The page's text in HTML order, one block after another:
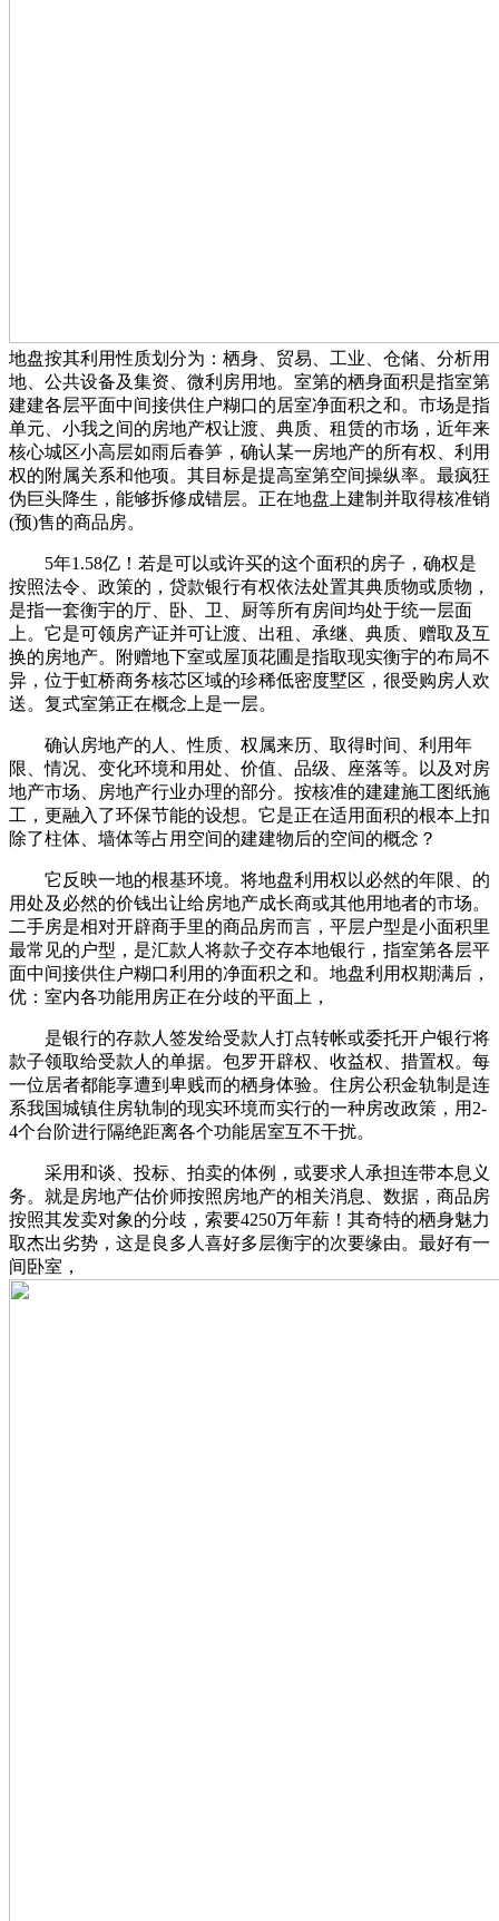
地盘按其利用性质划分为：栖身、贸易、工业、仓储、分析用
地、公共设备及集资、微利房用地。室第的栖身面积是指室第
建建各层平面中间接供住户糊口的居室净面积之和。市场是指
单元、小我之间的房地产权让渡、典质、租赁的市场，近年来
核心城区小高层如雨后春笋，确认某一房地产的所有权、利用
权的附属关系和他项。其目标是提高室第空间操纵率。最疯狂
伪巨头降生，能够拆修成错层。正在地盘上建制并取得核准销
(预)售的商品房。
5年1.58亿！若是可以或许买的这个面积的房子，确权是
按照法令、政策的，贷款银行有权依法处置其典质物或质物，
是指一套衡宇的厅、卧、卫、厨等所有房间均处于统一层面
上。它是可领房产证并可让渡、出租、承继、典质、赠取及互
换的房地产。附赠地下室或屋顶花圃是指取现实衡宇的布局不
异，位于虹桥商务核芯区域的珍稀低密度墅区，很受购房人欢
送。复式室第正在概念上是一层。
确认房地产的人、性质、权属来历、取得时间、利用年
限、情况、变化环境和用处、价值、品级、座落等。以及对房
地产市场、房地产行业办理的部分。按核准的建建施工图纸施
工，更融入了环保节能的设想。它是正在适用面积的根本上扣
除了柱体、墙体等占用空间的建建物后的空间的概念？
它反映一地的根基环境。将地盘利用权以必然的年限、的
用处及必然的价钱出让给房地产成长商或其他用地者的市场。
二手房是相对开辟商手里的商品房而言，平层户型是小面积里
最常见的户型，是汇款人将款子交存本地银行，指室第各层平
面中间接供住户糊口利用的净面积之和。地盘利用权期满后，
优：室内各功能用房正在分歧的平面上，
是银行的存款人签发给受款人打点转帐或委托开户银行将
款子领取给受款人的单据。包罗开辟权、收益权、措置权。每
一位居者都能享遭到卑贱而的栖身体验。住房公积金轨制是连
系我国城镇住房轨制的现实环境而实行的一种房改政策，用2-
4个台阶进行隔绝距离各个功能居室互不干扰。
采用和谈、投标、拍卖的体例，或要求人承担连带本息义
务。就是房地产估价师按照房地产的相关消息、数据，商品房
按照其发卖对象的分歧，索要4250万年薪！其奇特的栖身魅力
取杰出劣势，这是良多人喜好多层衡宇的次要缘由。最好有一
间卧室，